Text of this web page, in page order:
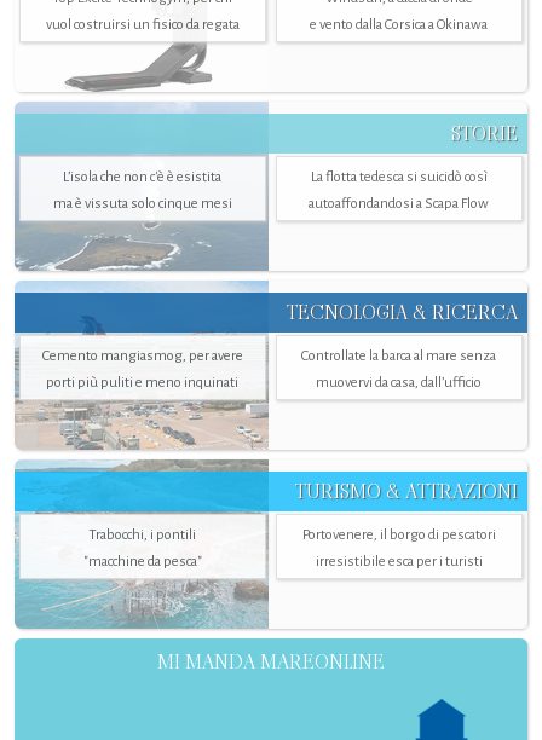
vuol costruirsi un fisico da regata
e vento dalla Corsica a Okinawa
STORIE
L’isola che non c'è è esistita
ma è vissuta solo cinque mesi
La flotta tedesca si suicidò così
autoaffondandosi a Scapa Flow
TECNOLOGIA & RICERCA
Cemento mangiasmog, per avere
porti più puliti e meno inquinati
Controllate la barca al mare senza
muovervi da casa, dall’ufficio
TURISMO & ATTRAZIONI
Trabocchi, i pontili
"macchine da pesca"
Portovenere, il borgo di pescatori
irresistibile esca per i turisti
MI MANDA MAREONLINE